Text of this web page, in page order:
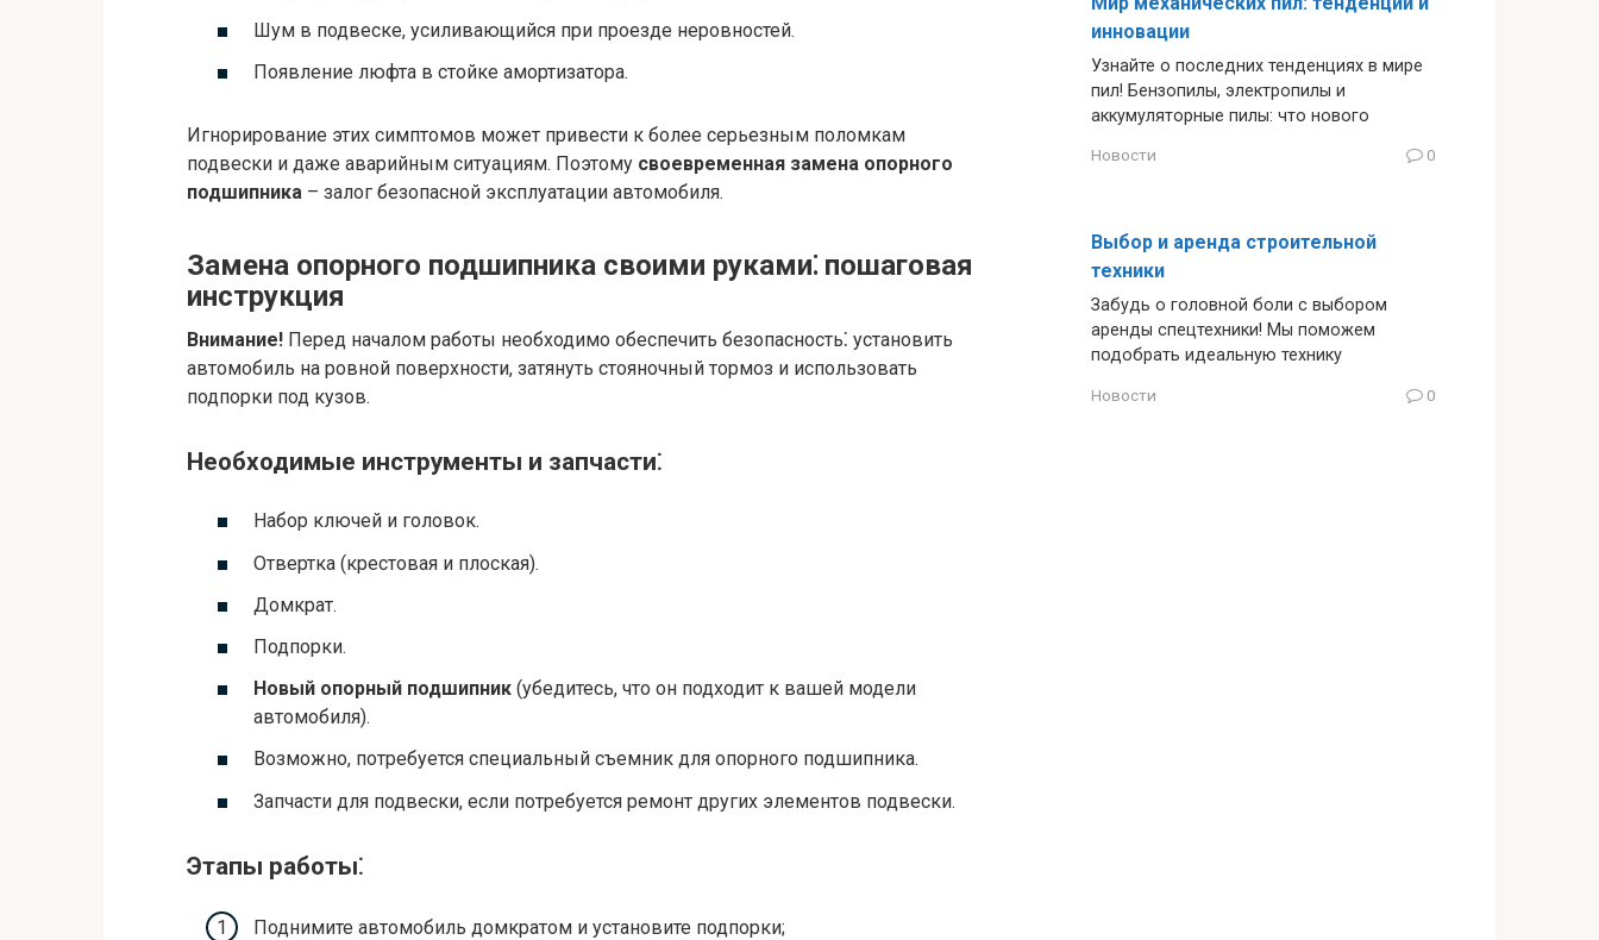
Шум в подвеске, усиливающийся при проезде неровностей.
Появление люфта в стойке амортизатора.
Игнорирование этих симптомов может привести к более серьезным поломкам
подвески и даже аварийным ситуациям. Поэтому своевременная замена опорного
подшипника – залог безопасной эксплуатации автомобиля.
Замена опорного подшипника своими руками⁚ пошаговая
инструкция
Внимание! Перед началом работы необходимо обеспечить безопасность⁚ установить
автомобиль на ровной поверхности, затянуть стояночный тормоз и использовать
подпорки под кузов.
Необходимые инструменты и запчасти⁚
Набор ключей и головок.
Отвертка (крестовая и плоская).
Домкрат.
Подпорки.
Новый опорный подшипник (убедитесь, что он подходит к вашей модели
автомобиля).
Возможно, потребуется специальный съемник для опорного подшипника.
Запчасти для подвески, если потребуется ремонт других элементов подвески.
Этапы работы⁚
Поднимите автомобиль домкратом и установите подпорки;
инновации
Узнайте о последних тенденциях в мире
пил! Бензопилы, электропилы и
аккумуляторные пилы: что нового
Новости 0
Выбор и аренда строительной
техники
Забудь о головной боли с выбором
аренды спецтехники! Мы поможем
подобрать идеальную технику
Новости 0